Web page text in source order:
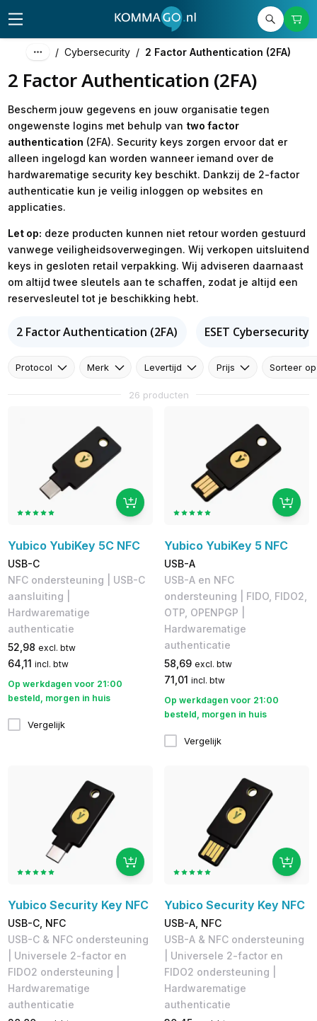
/ Cybersecurity / 2 Factor Authentication (2FA)
2 Factor Authentication (2FA)
Bescherm jouw gegevens en jouw organisatie tegen
ongewenste logins met behulp van two factor
authentication (2FA). Security keys zorgen ervoor dat er
alleen ingelogd kan worden wanneer iemand over de
hardwarematige security key beschikt. Dankzij de 2-factor
authenticatie kun je veilig inloggen op websites en
applicaties.
Let op: deze producten kunnen niet retour worden gestuurd
vanwege veiligheidsoverwegingen. Wij verkopen uitsluitend
keys in gesloten retail verpakking. Wij adviseren daarnaast
om altijd twee sleutels aan te schaffen, zodat je altijd een
reservesleutel tot je beschikking hebt.
2 Factor Authentication (2FA) ESET Cybersecurity
Protocol Merk Levertijd Prijs Sorteer op
26 producten
Yubico YubiKey 5C NFC
USB-C
NFC ondersteuning | USB-C
aansluiting |
Hardwarematige
authenticatie
52,98 excl. btw
64,11 incl. btw
Op werkdagen voor 21:00
besteld, morgen in huis
Vergelijk
Yubico YubiKey 5 NFC
USB-A
USB-A en NFC
ondersteuning | FIDO, FIDO2,
OTP, OPENPGP |
Hardwarematige
authenticatie
58,69 excl. btw
71,01 incl. btw
Op werkdagen voor 21:00
besteld, morgen in huis
Vergelijk
Yubico Security Key NFC
USB-C, NFC
USB-C & NFC ondersteuning
| Universele 2-factor en
FIDO2 ondersteuning |
Hardwarematige
authenticatie
Yubico Security Key NFC
USB-A, NFC
USB-A & NFC ondersteuning
| Universele 2-factor en
FIDO2 ondersteuning |
Hardwarematige
authenticatie